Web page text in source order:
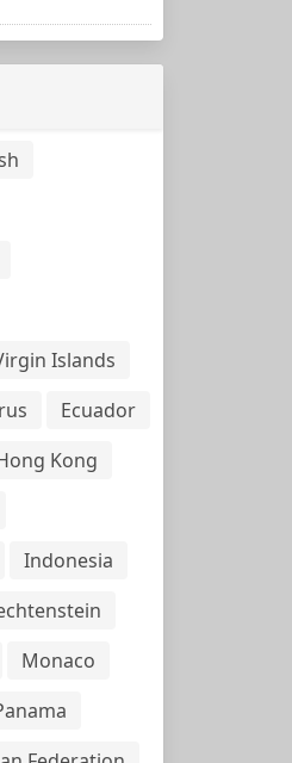
Islands
Ecuador
Kong
Indonesia
Monaco